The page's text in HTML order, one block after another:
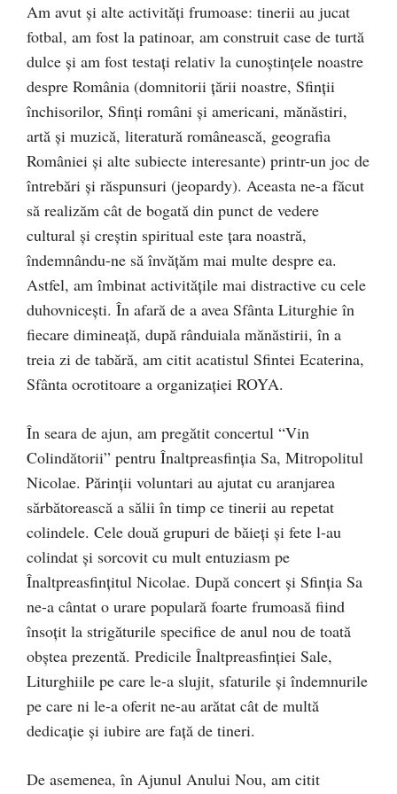
Am avut și alte activități frumoase: tinerii au jucat
fotbal, am fost la patinoar, am construit case de turtă
dulce și am fost testați relativ la cunoștințele noastre
despre România (domnitorii țării noastre, Sfinții
închisorilor, Sfinți români și americani, mănăstiri,
artă și muzică, literatură românească, geografia
României și alte subiecte interesante) printr-un joc de
întrebări și răspunsuri (jeopardy). Aceasta ne-a făcut
să realizăm cât de bogată din punct de vedere
cultural și creștin spiritual este țara noastră,
îndemnându-ne să învățăm mai multe despre ea.
Astfel, am îmbinat activitățile mai distractive cu cele
duhovnicești. În afară de a avea Sfânta Liturghie în
fiecare dimineață, după rânduiala mănăstirii, în a
treia zi de tabără, am citit acatistul Sfintei Ecaterina,
Sfânta ocrotitoare a organizației ROYA.
În seara de ajun, am pregătit concertul “Vin
Colindătorii” pentru Înaltpreasfinția Sa, Mitropolitul
Nicolae. Părinții voluntari au ajutat cu aranjarea
sărbătorească a sălii în timp ce tinerii au repetat
colindele. Cele două grupuri de băieți și fete l-au
colindat și sorcovit cu mult entuziasm pe
Înaltpreasfințitul Nicolae. După concert și Sfinția Sa
ne-a cântat o urare populară foarte frumoasă fiind
însoțit la strigăturile specifice de anul nou de toată
obștea prezentă. Predicile Înaltpreasfinției Sale,
Liturghiile pe care le-a slujit, sfaturile și îndemnurile
pe care ni le-a oferit ne-au arătat cât de multă
dedicație și iubire are față de tineri.
De asemenea, în Ajunul Anului Nou, am citit